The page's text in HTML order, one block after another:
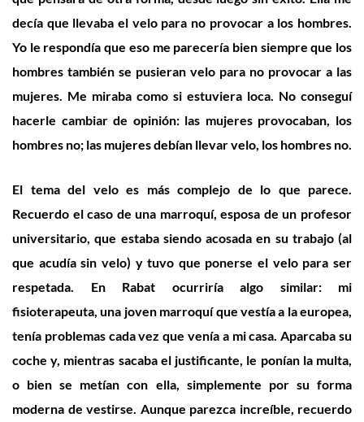
decía que llevaba el velo para no provocar a los hombres.
Yo le respondía que eso me parecería bien siempre que los
hombres también se pusieran velo para no provocar a las
mujeres. Me miraba como si estuviera loca. No conseguí
hacerle cambiar de opinión: las mujeres provocaban, los
hombres no; las mujeres debían llevar velo, los hombres no.
El tema del velo es más complejo de lo que parece.
Recuerdo el caso de una marroquí, esposa de un profesor
universitario, que estaba siendo acosada en su trabajo (al
que acudía sin velo) y tuvo que ponerse el velo para ser
respetada. En Rabat ocurriría algo similar: mi
fisioterapeuta, una joven marroquí que vestía a la europea,
tenía problemas cada vez que venía a mi casa. Aparcaba su
coche y, mientras sacaba el justificante, le ponían la multa,
o bien se metían con ella, simplemente por su forma
moderna de vestirse. Aunque parezca increíble, recuerdo